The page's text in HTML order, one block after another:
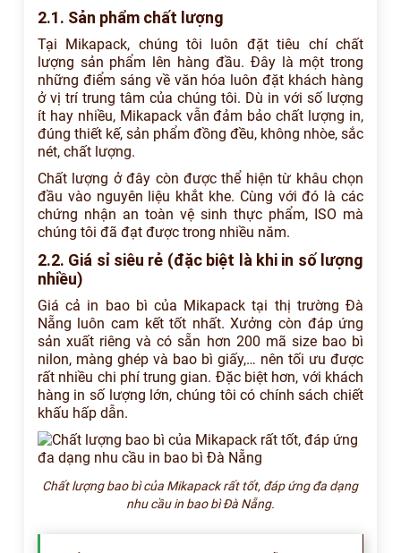
2.1. Sản phẩm chất lượng
Tại Mikapack, chúng tôi luôn đặt tiêu chí chất
lượng sản phẩm lên hàng đầu. Đây là một trong
những điểm sáng về văn hóa luôn đặt khách hàng
ở vị trí trung tâm của chúng tôi. Dù in với số lượng
ít hay nhiều, Mikapack vẫn đảm bảo chất lượng in,
đúng thiết kế, sản phẩm đồng đều, không nhòe, sắc
nét, chất lượng.
Chất lượng ở đây còn được thể hiện từ khâu chọn
đầu vào nguyên liệu khắt khe. Cùng với đó là các
chứng nhận an toàn vệ sinh thực phẩm, ISO mà
chúng tôi đã đạt được trong nhiều năm.
2.2. Giá sỉ siêu rẻ (đặc biệt là khi in số lượng
nhiều)
Giá cả in bao bì của Mikapack tại thị trường Đà
Nẵng luôn cam kết tốt nhất. Xưởng còn đáp ứng
sản xuất riêng và có sẵn hơn 200 mã size bao bì
nilon, màng ghép và bao bì giấy,… nên tối ưu được
rất nhiều chi phí trung gian. Đặc biệt hơn, với khách
hàng in số lượng lớn, chúng tôi có chính sách chiết
khấu hấp dẫn.
Chất lượng bao bì của Mikapack rất tốt, đáp ứng đa dạng
nhu cầu in bao bì Đà Nẵng.